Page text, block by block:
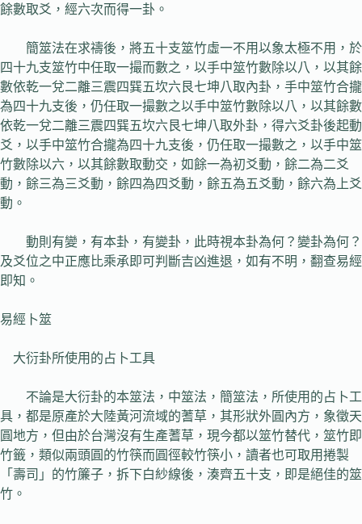
餘數取爻，經六次而得一卦。
簡筮法在求禱後，將五十支筮竹虛一不用以象太極不用，於
四十九支筮竹中任取一撮而數之，以手中筮竹數除以八，以其餘
數依乾一兌二離三震四巽五坎六艮七坤八取內卦，手中筮竹合攏
為四十九支後，仍任取一撮數之以手中筮竹數除以八，以其餘數
依乾一兌二離三震四巽五坎六艮七坤八取外卦，得六爻卦後起動
爻，以手中筮竹合攏為四十九支後，仍任取一撮數之，以手中筮
竹數除以六，以其餘數取動交，如餘一為初爻動，餘二為二爻
動，餘三為三爻動，餘四為四爻動，餘五為五爻動，餘六為上爻
動。
動則有變，有本卦，有變卦，此時視本卦為何？變卦為何？
及爻位之中正應比乘承即可判斷吉凶進退，如有不明，翻查易經
即知。
易經卜筮
大衍卦所使用的占卜工具
不論是大衍卦的本筮法，中筮法，簡筮法，所使用的占卜工
具，都是原產於大陸黃河流域的蓍草，其形狀外圓內方，象徵天
圓地方，但由於台灣沒有生產蓍草，現今都以筮竹替代，筮竹即
竹籤，類似兩頭圓的竹筷而圓徑較竹筷小，讀者也可取用捲製
「壽司」的竹簾子，拆下白紗線後，湊齊五十支，即是絕佳的筮
竹。